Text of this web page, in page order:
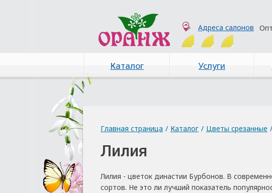
Адреса салонов
Каталог Услуги
Главная страница / Каталог / Цветы срезанные /
Лилия
Лилия - цветок династии Бурбонов. В
сортов. Не это ли лучший показатель